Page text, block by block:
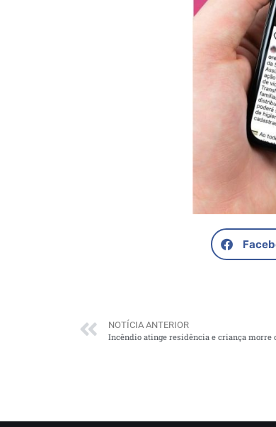
NOTÍCIA ANTERIOR
Incêndio atinge residência e criança morre